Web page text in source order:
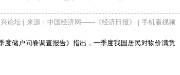
论坛| 来源：中国经济网——《经济日报》 | 手机看视频
储户问卷调查报告》指出，一季度我国居民对物价满意